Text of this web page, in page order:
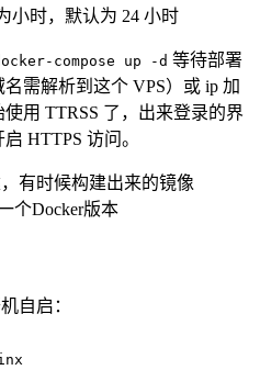
小时，默认为 24 小时
compose up -d 等待部署
需解析到这个 VPS）或 ip 加
用 TTRSS 了，出来登录的界
HTTPS 访问。
有时候构建出来的镜像
个Docker版本
自启：